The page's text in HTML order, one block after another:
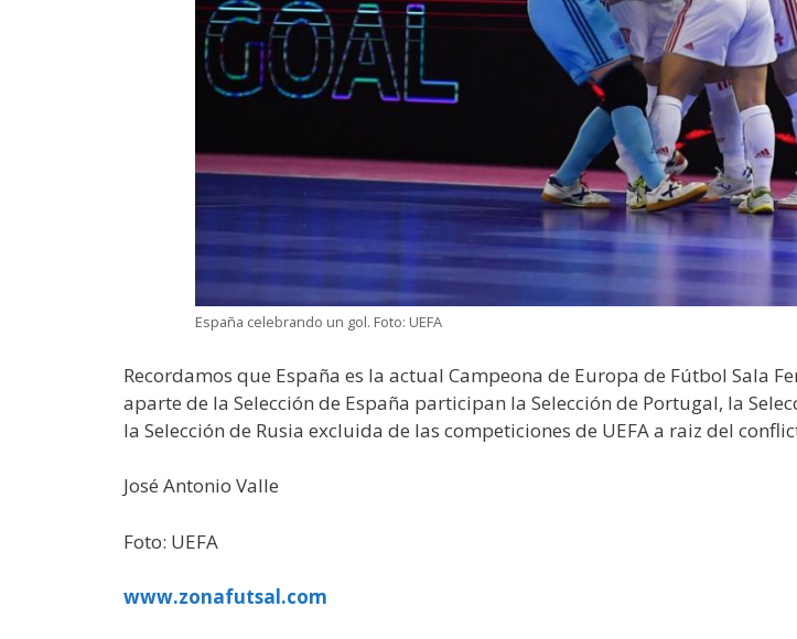
España celebrando un gol. Foto: UEFA
Recordamos que España es la actual Campeona de Europa de Fútbol Sala
aparte de la Selección de España participan la Selección de Portugal, la
la Selección de Rusia excluida de las competiciones de UEFA a raiz del
José Antonio Valle
Foto: UEFA
www.zonafutsal.com